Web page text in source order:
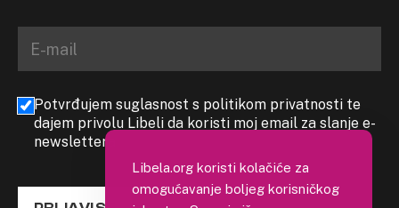
Potvrđujem suglasnost s politikom privatnosti te
dajem privolu Libeli da koristi moj email za slanje e-
newslettera
Libela.org koristi kolačiće za
omogućavanje boljeg korisničkog